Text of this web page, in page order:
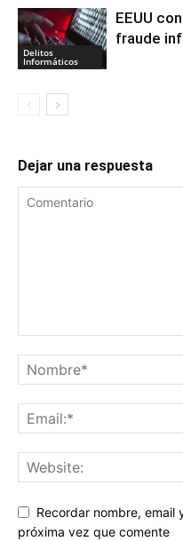
Delitos
Informáticos
EEUU
fraude
Dejar una respuesta
Recordar nombre, email
próxima vez que comente